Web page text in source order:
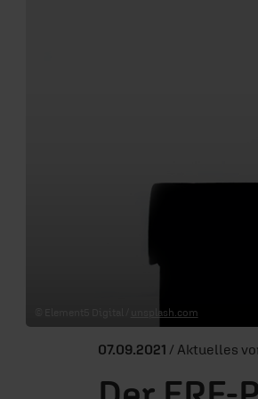
unsplash.com
07.09.2021 / Aktuelles